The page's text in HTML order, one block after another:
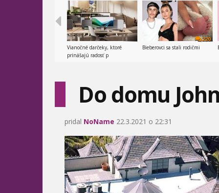
Vianočné darčeky, ktoré
prinášajú radosť p
220
Bieberovci sa stali rodičmi
Do domu
pridal NoName 22.3.2021 o 22:31